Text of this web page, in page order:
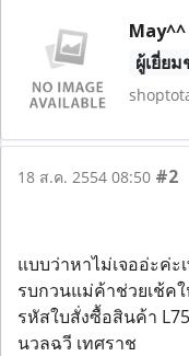
May^^
ผู้เยี่ย
18 ส.ค. 2554 08:50 #2
แบบว่าหาไม่เจออ่ะค่ะ
รบกวนแม่ค้าช่วยเช้ค
รหัสใบสั่งซื้อสินค้า
นวลฉวี เทศราช